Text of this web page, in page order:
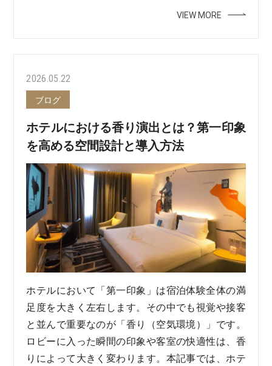
VIEW MORE
2026.05.22
ブログ
ホテルにおける香り演出とは？第一印象
を高める空間設計と導入方法
ホテルにおいて「第一印象」は宿泊体験全体の満
足度を大きく左右します。その中でも視覚や接客
と並んで重要なのが「香り（空気環境）」です。
ロビーに入った瞬間の印象や客室の快適性は、香
りによって大きく変わります。本記事では、ホテ